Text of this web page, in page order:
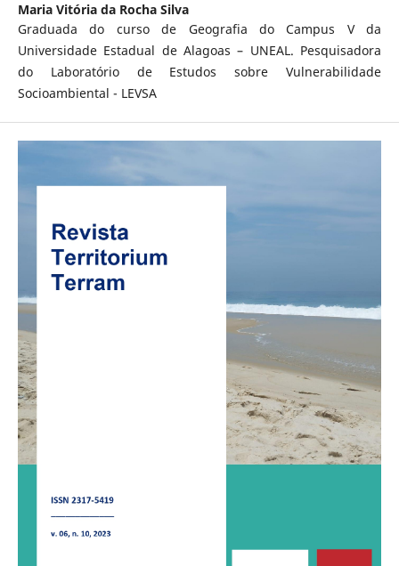
Maria Vitória da Rocha Silva
Graduada do curso de Geografia do Campus V da
Universidade Estadual de Alagoas – UNEAL. Pesquisadora
do Laboratório de Estudos sobre Vulnerabilidade
Socioambiental - LEVSA